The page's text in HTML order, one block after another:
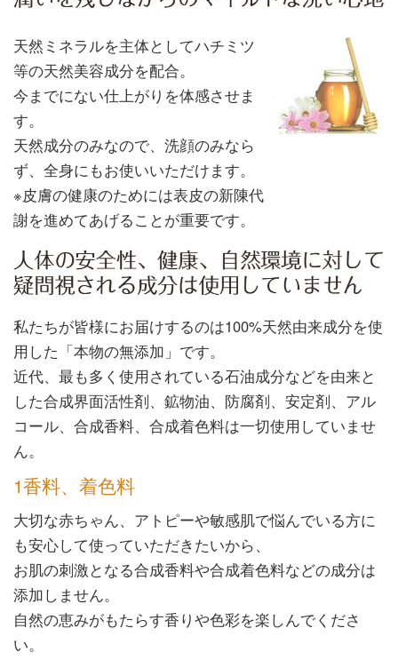
天然ミネラルを主体としてハチミツ
等の天然美容成分を配合。
今までにない仕上がりを体感させま
す。
天然成分のみなので、洗顔のみなら
ず、全身にもお使いいただけます。
※皮膚の健康のためには表皮の新陳代
謝を進めてあげることが重要です。
私たちが皆様にお届けするのは100%天然由来成分を使
用した「本物の無添加」です。
近代、最も多く使用されている石油成分などを由来と
した合成界面活性剤、鉱物油、防腐剤、安定剤、アル
コール、合成香料、合成着色料は一切使用していませ
ん。
1香料、着色料
大切な赤ちゃん、アトピーや敏感肌で悩んでいる方に
も安心して使っていただきたいから、
お肌の刺激となる合成香料や合成着色料などの成分は
添加しません。
自然の恵みがもたらす香りや色彩を楽しんでくださ
い。